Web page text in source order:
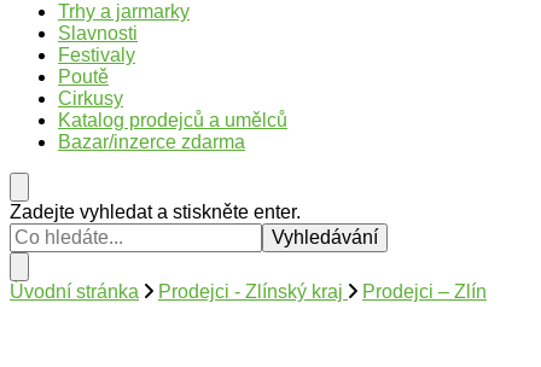
Trhy v Česku
Trhy, jarmarky, slavnosti a poutě v České republice
Trhy a jarmarky
Slavnosti
Festivaly
Poutě
Cirkusy
Katalog prodejců a umělců
Bazar/inzerce zdarma
Hledáte
něco
?
Zadejte vyhledat a stiskněte enter.
Úvodní stránka Prodejci - Zlínský kraj Prodejci – Zlín